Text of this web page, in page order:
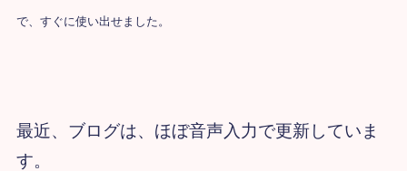
で、すぐに使い出せました。
最近、ブログは、ほぼ音声入力で更新していま
す。